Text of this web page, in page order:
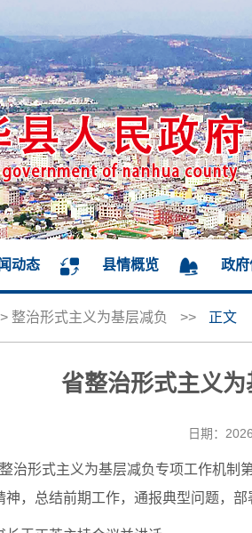
动态 县情概览 政
整治形式主义为基层减负 >> 正文
省整治形式主义
日期：
治形式主义为基层减负专项工作机
，总结前期工作，通报典型问题，部